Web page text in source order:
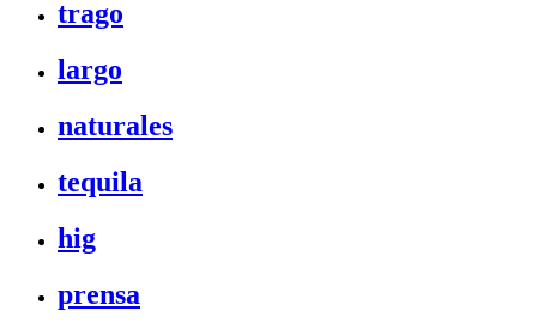
trago
largo
naturales
tequila
hig
prensa